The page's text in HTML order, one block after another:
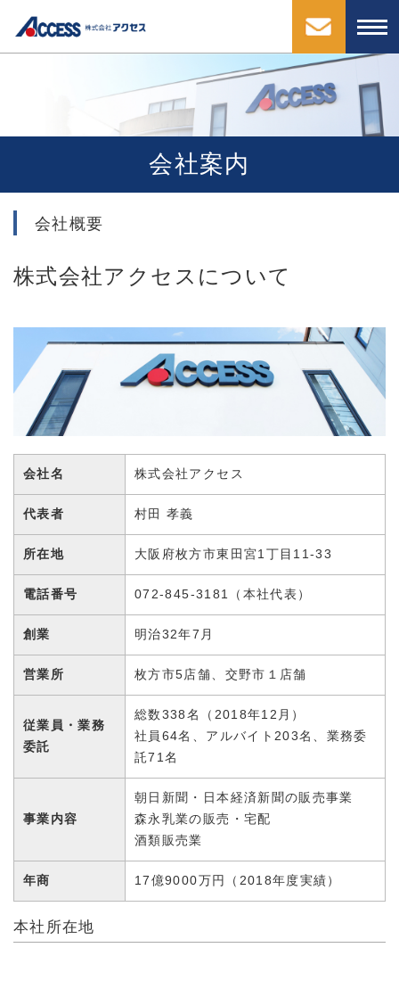
会社案内
会社概要
株式会社アクセスについて
会社名 株式会社アクセス
代表者 村田 孝義
所在地 大阪府枚方市東田宮1丁目11-33
電話番号 072-845-3181（本社代表）
創業 明治32年7月
営業所 枚方市5店舗、交野市１店舗
従業員・業務
委託
総数338名（2018年12月）
社員64名、アルバイト203名、業務委
託71名
事業内容
朝日新聞・日本経済新聞の販売事業
森永乳業の販売・宅配
酒類販売業
年商 17億9000万円（2018年度実績）
本社所在地